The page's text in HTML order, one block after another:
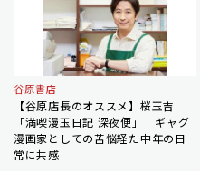
谷原書店
【谷原店長のオススメ】桜玉吉
「満喫漫玉日記 深夜便」 ギャグ
漫画家としての苦悩経た中年の日
常に共感